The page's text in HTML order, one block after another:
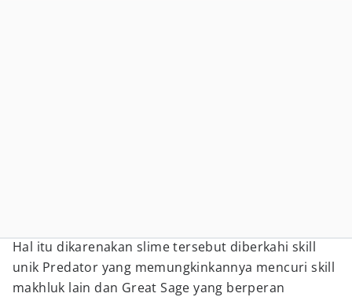
Hal itu dikarenakan slime tersebut diberkahi skill
unik Predator yang memungkinkannya mencuri skill
makhluk lain dan Great Sage yang berperan